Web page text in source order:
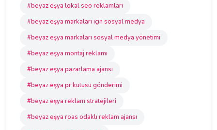
#beyaz eşya lokal seo reklamları
#beyaz eşya markaları için sosyal medya
#beyaz eşya markaları sosyal medya yönetimi
#beyaz eşya montaj reklamı
#beyaz eşya pazarlama ajansı
#beyaz eşya pr kutusu gönderimi
#beyaz eşya reklam stratejileri
#beyaz eşya roas odaklı reklam ajansı